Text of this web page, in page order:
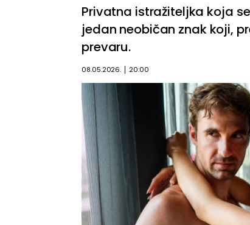
Privatna istražiteljka koja
jedan neobičan znak koji,
prevaru.
08.05.2026. 20:00